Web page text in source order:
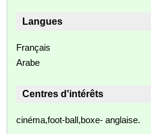
Langues
Français
Arabe
Centres d'intérêts
cinéma,foot-ball,boxe- anglaise.